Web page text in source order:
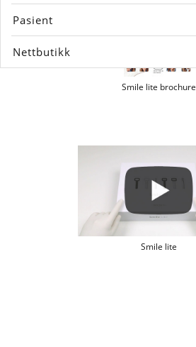
Pasient
Nettbutikk
Smile lite brochure
Smile lite